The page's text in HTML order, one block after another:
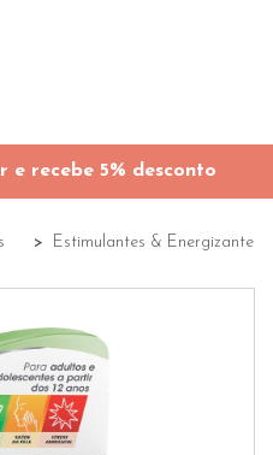
e recebe 5% desconto
Estimulantes & Energizantes